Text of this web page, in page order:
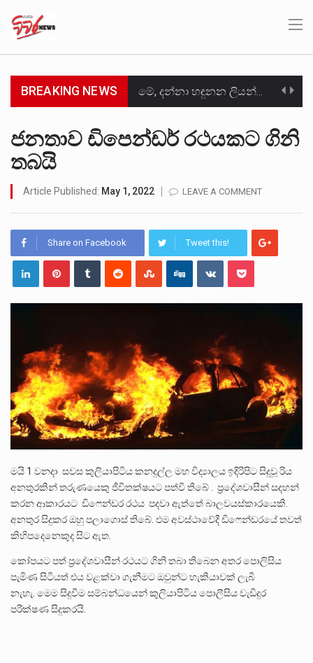
BREAKING NEWS මේ, දන්නා හඳුනන ලියන්නකුගේ නන්නාඳුනන අඩවියක සැරිසරා ලද ආස්වාදනීය මොහොතක සිංහාවලෝකනයකි .කෙටි කවියක දිගු බර…
උපරිමාධිකරණ විනිශ්චයකාරවරුන්ගේ හා ඉන් පහළ විනිශ්චයකාරවරුන්ගේ විශ්‍රාම වයස දීර්ඝ කිරීම සඳහා සකස් කර ඇති විසිදෙවන…
ගොවියන්ගේ ප්‍රශ්න, ධීවරයන්ගේ ප්‍රශ්න, සෞඛය ප්‍රශ්න, වැටු ප්‍ර්ශ්න, රැකියා විරහිත ප්‍රශ්න මේ සියලු ප්‍රශ්නවලට තනි…
ජනතාව ඩිපෙන්ඩර් රථයකට ගිනි
තබයි
Article Published: May 1, 2022 LEAVE A COMMENT
Share on Facebook Tweet this!
මයි 1 වනදා සවස කුලියාපිටිය කනදුල්ල මහ විද්‍යාලය ඉදිරිපිට සිදුවූ රිය
අනතුරකින් තරුණයෙකු ජීවිතක්ෂයට පත්වි තිබේ . ප්‍රදේශවාසීන් සදහන්
කරන ආකාරයට ඩිෆෙන්ඩර රථය පදවා ඇත්තේ බාලවයස්කාරයෙකි.
අනතුර සිදුකර ඔහු පලාගොස් තිබේ. එම අවස්ථාවේදී ඩිෆෙන්ඩරයේ තවත්
කිහිපදෙනෙකුද සිට ඇත.
කෝපයට පත් ප්‍රදේශවාසීන් රථයට ගිනි තබා තිබෙන අතර පොලිසිය
පැමිණ සිටියත් එය වළක්වා ගැනීමට ඔවුන්ට හැකියාවක් ලැබී
නැහැ. මෙම සිදුවීම සම්බන්ධයෙන් කුලියාපිටිය පොලීසිය වැඩිදුර
පරීක්ෂණ සිදුකරයි.